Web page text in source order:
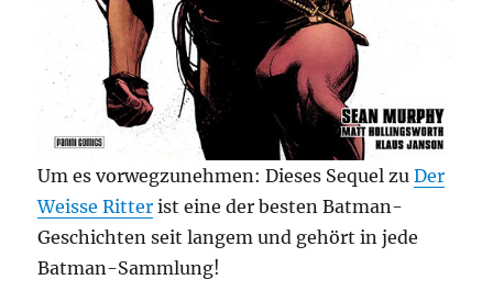
Um es vorwegzunehmen: Dieses Sequel zuDer
Weisse Ritter ist eine der besten Batman-
Geschichten seit langem und gehört in jede
Batman-Sammlung!